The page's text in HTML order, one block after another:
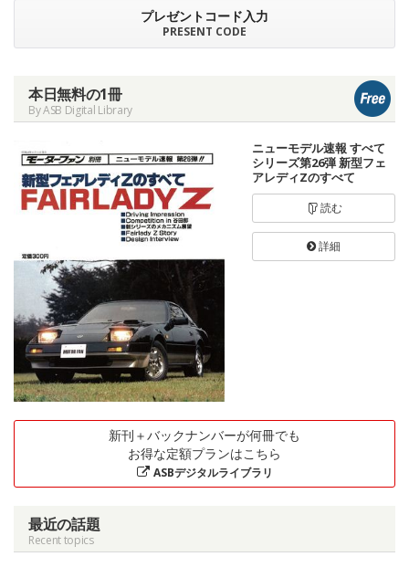
プレゼントコード入力
PRESENT CODE
本日無料の1冊
By ASB Digital Library
ニューモデル速報 すべて
シリーズ第26弾 新型フェ
アレディZのすべて
読む
詳細
新刊＋バックナンバーが何冊でも
お得な定額プランはこちら
ASBデジタルライブラリ
最近の話題
Recent topics